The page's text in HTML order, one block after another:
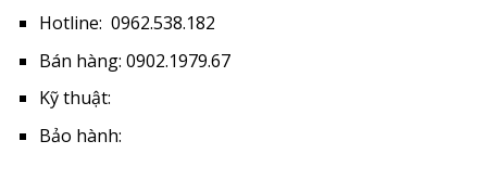
Hotline: 0962.538.182
Bán hàng: 0902.1979.67
Kỹ thuật:
Bảo hành: